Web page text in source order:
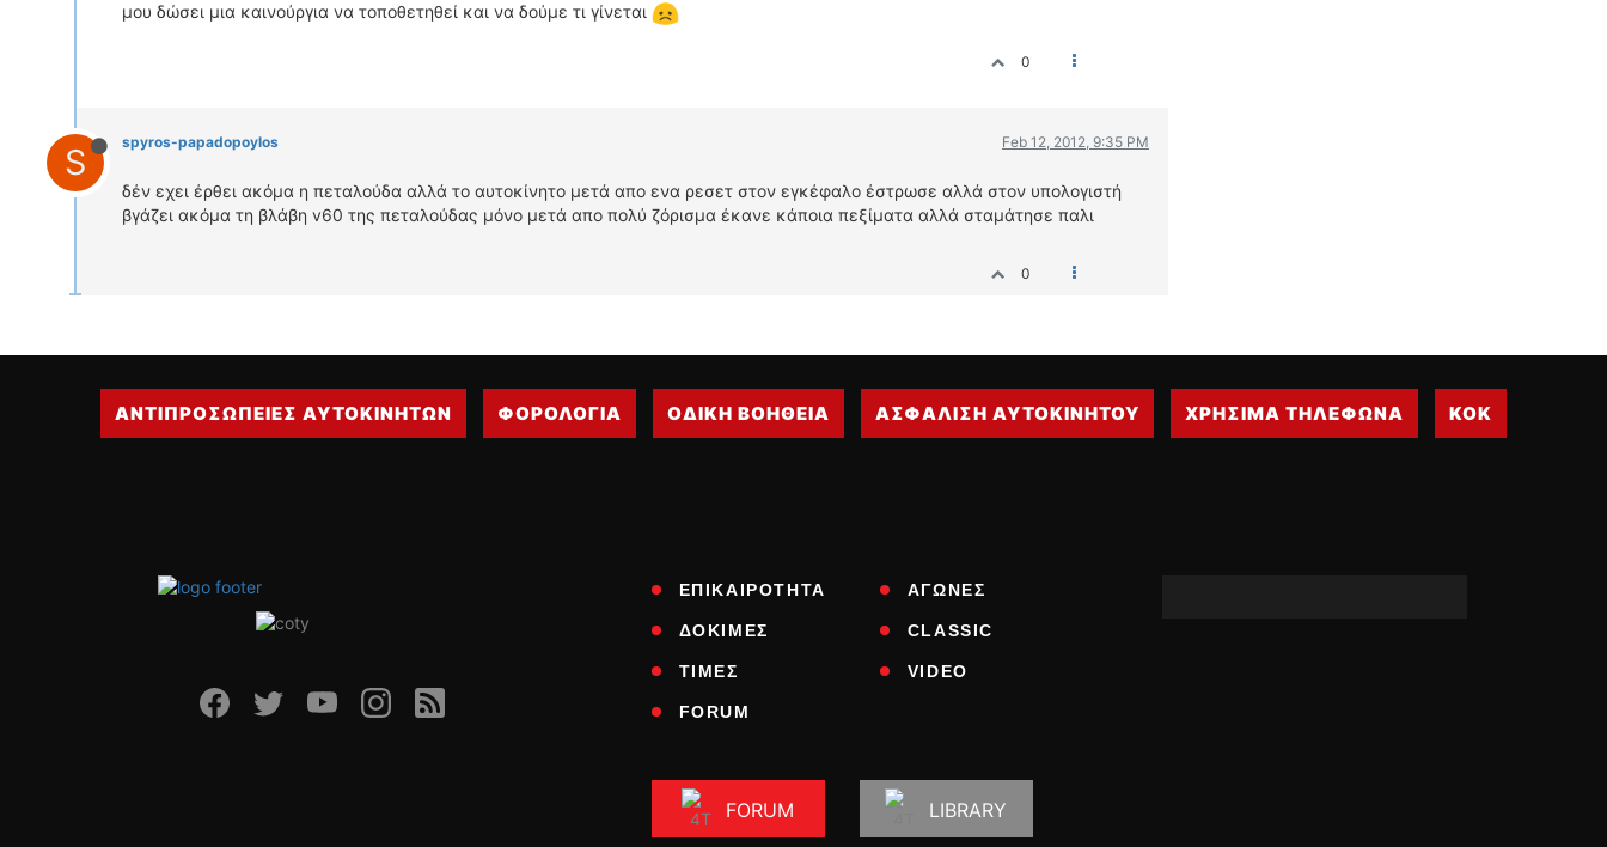
μου δώσει μια καινούργια να τοποθετηθεί και να δούμε τι γίνεται
0
S spyros-papadopoylos Feb 12, 2012, 9:35 PM
δέν εχει έρθει ακόμα η πεταλούδα αλλά το αυτοκίνητο μετά απο ενα ρεσετ στον εγκέφαλο έστρωσε αλλά στον υπολογιστή
βγάζει ακόμα τη βλάβη v60 της πεταλούδας μόνο μετά απο πολύ ζόρισμα έκανε κάποια πεξίματα αλλά σταμάτησε παλι
0
ΑΝΤΙΠΡΟΣΩΠΕΙΕΣ ΑΥΤΟΚΙΝΗΤΩΝ ΦΟΡΟΛΟΓΙΑ ΟΔΙΚΗ ΒΟΗΘΕΙΑ ΑΣΦΑΛΙΣΗ ΑΥΤΟΚΙΝΗΤΟΥ ΧΡΗΣΙΜΑ ΤΗΛΕΦΩΝΑ ΚΟΚ
ΕΠΙΚΑΙΡΟΤΗΤΑ ΑΓΩΝΕΣ
ΔΟΚΙΜΕΣ CLASSIC
ΤΙΜΕΣ VIDEO
FORUM
FORUM LIBRARY